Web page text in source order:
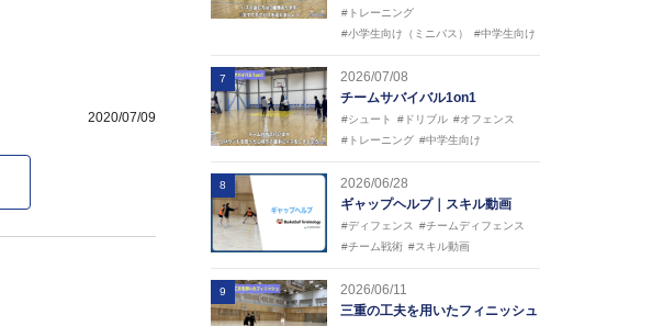
2020/07/09
#トレーニング
#小学生向け（ミニバス）
#中学生向け
7
2026/07/08
チームサバイバル1on1
#シュート #ドリブル #オフェンス
#トレーニング #中学生向け
8
2026/06/28
ギャップヘルプ｜スキル動画
#ディフェンス
#チームディフェンス
#チーム戦術 #スキル動画
9
2026/06/11
三重の工夫を用いたフィニッシュ